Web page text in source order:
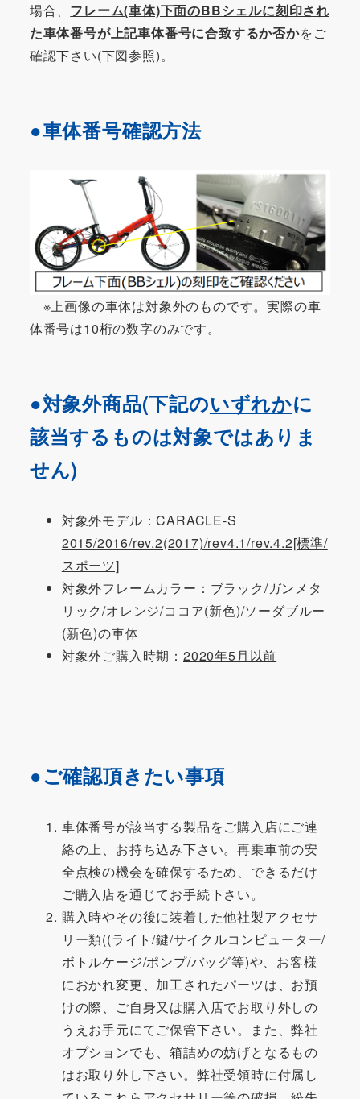
場合、 フレーム(車体)下面のBBシェルに刻印され
た車体番号が上記車体番号に合致するか否かをご
確認下さい(下図参照)。
●車体番号確認方法
※上画像の車体は対象外のものです。実際の車
体番号は10桁の数字のみです。
●対象外商品(下記のいずれかに
該当するものは対象ではありま
せん)
対象外モデル：CARACLE-S
2015/2016/rev.2(2017)/rev4.1/rev.4.2[標準/
スポーツ]
対象外フレームカラー：ブラック/ガンメタ
リック/オレンジ/ココア(新色)/ソーダブルー
(新色)の車体
対象外ご購入時期： 2020年5月以前
●ご確認頂きたい事項
車体番号が該当する製品をご購入店にご連
絡の上、お持ち込み下さい。再乗車前の安
全点検の機会を確保するため、できるだけ
ご購入店を通じてお手続下さい。
購入時やその後に装着した他社製アクセサ
リー類((ライト/鍵/サイクルコンピューター/
ボトルケージ/ポンプ/バッグ等)や、お客様
におかれ変更、加工されたパーツは、お預
けの際、ご自身又は購入店でお取り外しの
うえお手元にてご保管下さい。また、弊社
オプションでも、箱詰めの妨げとなるもの
はお取り外し下さい。弊社受領時に付属し